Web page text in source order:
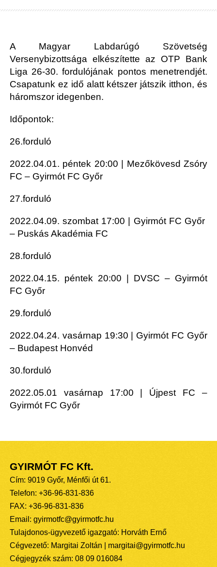
A Magyar Labdarúgó Szövetség
Versenybizottsága elkészítette az OTP Bank
Liga 26-30. fordulójának pontos menetrendjét.
Csapatunk ez idő alatt kétszer játszik itthon, és
háromszor idegenben.
Időpontok:
26.forduló
2022.04.01. péntek 20:00 | Mezőkövesd Zsóry
FC – Gyirmót FC Győr
27.forduló
2022.04.09. szombat 17:00 | Gyirmót FC Győr
– Puskás Akadémia FC
28.forduló
2022.04.15. péntek 20:00 | DVSC – Gyirmót
FC Győr
29.forduló
2022.04.24. vasárnap 19:30 | Gyirmót FC Győr
– Budapest Honvéd
30.forduló
2022.05.01 vasárnap 17:00 | Újpest FC –
Gyirmót FC Győr
GYIRMÓT FC Kft.
Cím: 9019 Győr, Ménfői út 61.
Telefon: +36-96-831-836
FAX: +36-96-831-836
Email: gyirmotfc@gyirmotfc.hu
Tulajdonos-ügyvezető igazgató: Horváth Ernő
Cégvezető: Margitai Zoltán | margitai@gyirmotfc.hu
Cégjegyzék szám: 08 09 016084